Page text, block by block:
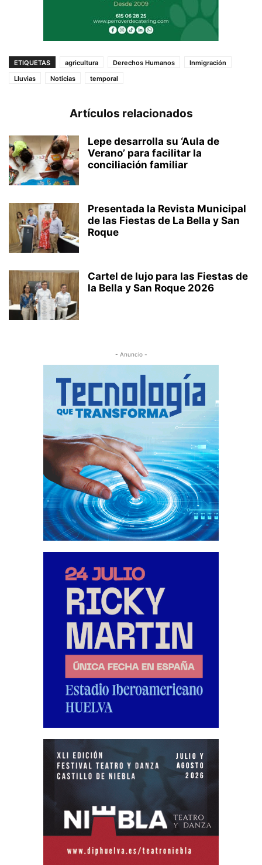
ETIQUETAS agricultura Derechos Humanos
Inmigración
Lluvias
Noticias temporal
Artículos relacionados
Lepe desarrolla su ‘Aula de
Verano’ para facilitar la
conciliación familiar
Presentada la Revista Municipal
de las Fiestas de La Bella y San
Roque
Cartel de lujo para las Fiestas de
la Bella y San Roque 2026
- Anuncio -